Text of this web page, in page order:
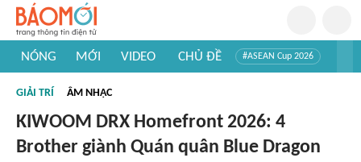
NÓNG MỚI VIDEO CHỦ ĐỀ #ASEAN Cup 2026
#Khám phá thế giới
GIẢI TRÍ ÂM NHẠC
KIWOOM DRX Homefront 2026: 4
Brother giành Quán quân Blue Dragon